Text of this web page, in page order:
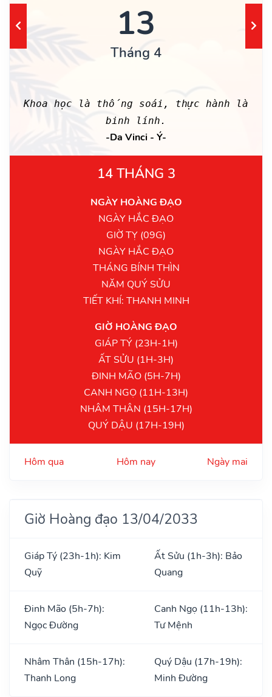
13
Tháng 4
Khoa học là thống soái, thực hành là
binh lính.
-Da Vinci - Ý-
14 THÁNG 3
NGÀY HOÀNG ĐẠO
NGÀY HẮC ĐẠO
GIỜ TỴ (09G)
NGÀY HẮC ĐẠO
THÁNG BÍNH THÌN
NĂM QUÝ SỬU
TIẾT KHÍ: THANH MINH
GIỜ HOÀNG ĐẠO
GIÁP TÝ (23H-1H)
ẤT SỬU (1H-3H)
ĐINH MÃO (5H-7H)
CANH NGỌ (11H-13H)
NHÂM THÂN (15H-17H)
QUÝ DẬU (17H-19H)
Hôm qua Hôm nay Ngày mai
Giờ Hoàng đạo 13/04/2033
Giáp Tý (23h-1h): Kim
Quỹ
Ất Sửu (1h-3h): Bảo
Quang
Đinh Mão (5h-7h):
Ngọc Đường
Canh Ngọ (11h-13h):
Tư Mệnh
Nhâm Thân (15h-17h):
Thanh Long
Quý Dậu (17h-19h):
Minh Đường